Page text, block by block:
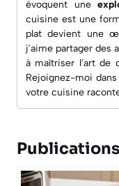
évoquent une
cuisine est une
plat devient une
j'aime partager des
à maîtriser l'art de
Rejoignez-moi
votre cuisine